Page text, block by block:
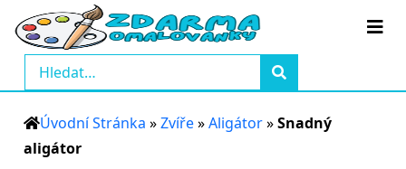
Úvodní Stránka »Zvíře»Aligátor»Snadný
aligátor